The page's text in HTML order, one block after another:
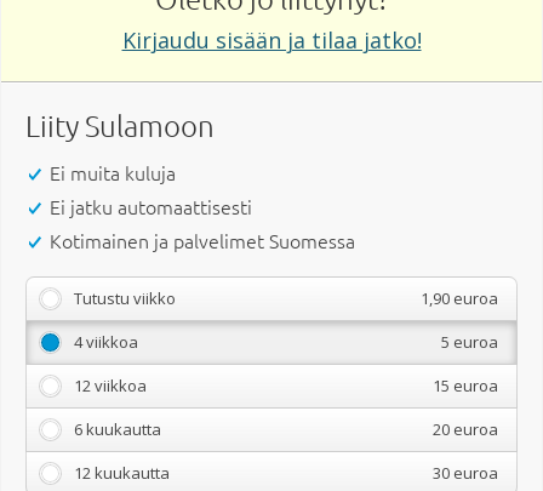
Kirjaudu sisään ja tilaa jatko!
Liity Sulamoon
Ei muita kuluja
Ei jatku automaattisesti
Kotimainen ja palvelimet Suomessa
Tutustu viikko
1,90 euroa
4 viikkoa
5 euroa
12 viikkoa
15 euroa
6 kuukautta
20 euroa
12 kuukautta
30 euroa